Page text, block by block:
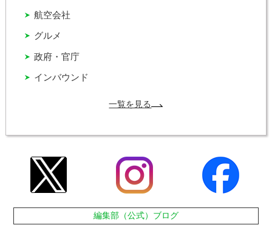
インバウンド
グルメ
政府・官庁
航空会社
一覧を見る
編集部（公式）ブログ